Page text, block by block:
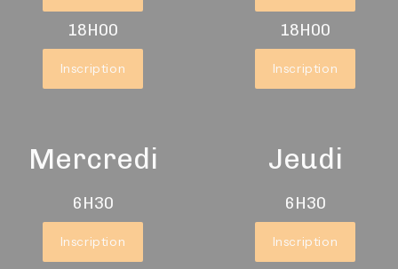
18H00
Inscription
18H00
Inscription
Mercredi
6H30
Inscription
Jeudi
6H30
Inscription